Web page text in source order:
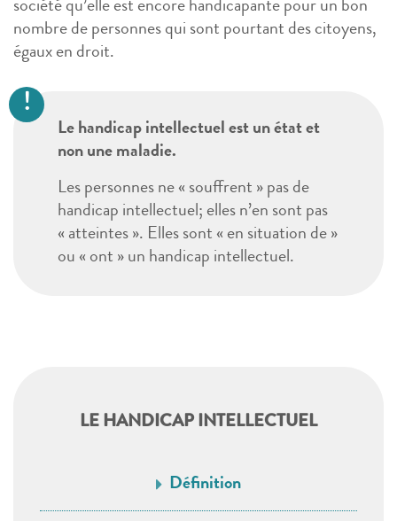
LE HANDICAP INTELLECTUEL
Définition
société qu’elle est encore handicapante pour un bon
nombre de personnes qui sont pourtant des citoyens,
égaux en droit.
Le handicap intellectuel est un état et
non une maladie.
Les personnes ne « souffrent » pas de
handicap intellectuel; elles n’en sont pas
« atteintes ». Elles sont « en situation de »
ou « ont » un handicap intellectuel.